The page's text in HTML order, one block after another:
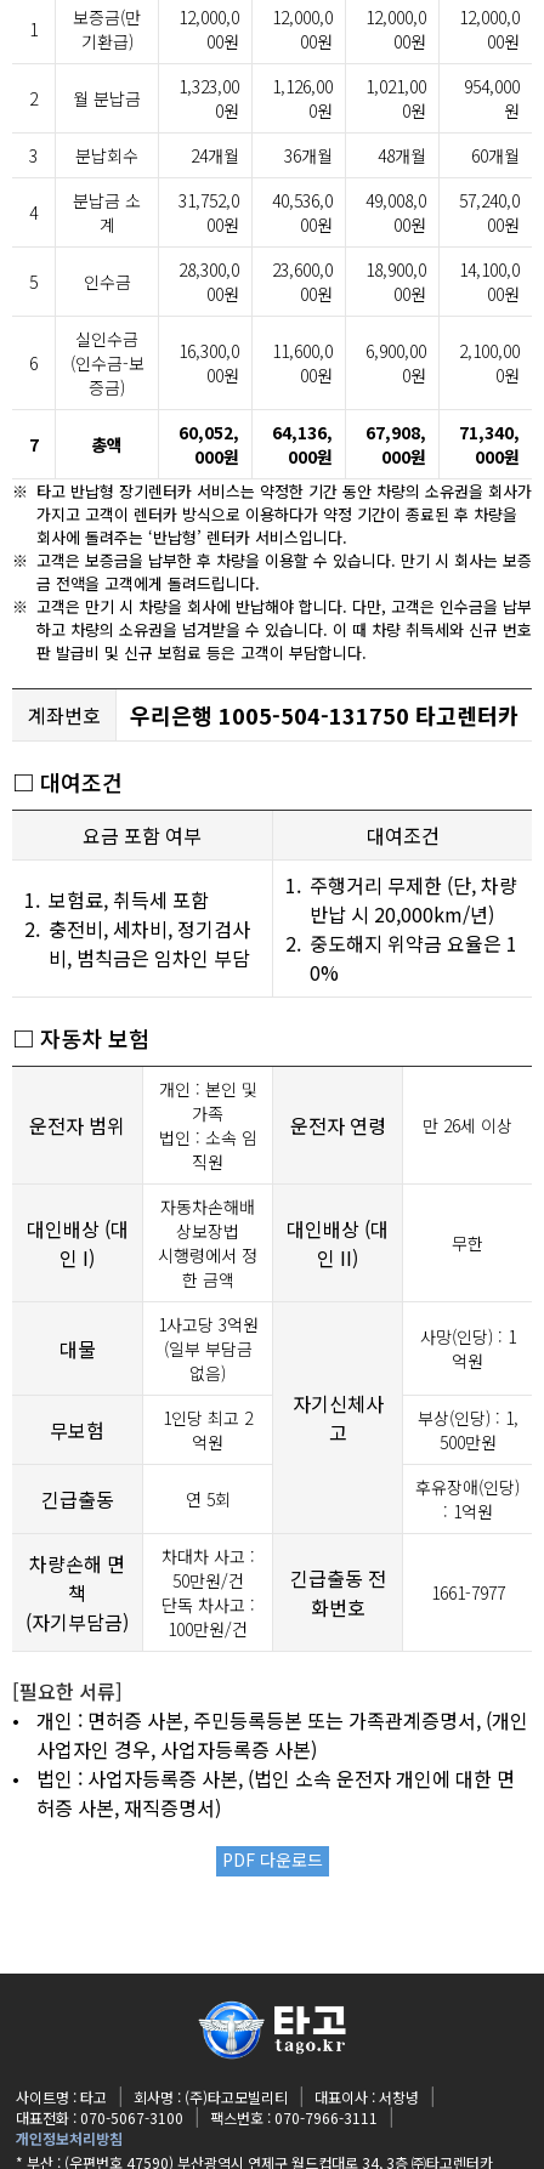
1
보증금(만
기환급)
12,000,0
00원
12,000,0
00원
12,000,0
00원
12,000,0
00원
2 월 분납금
1,323,00
0원
1,126,00
0원
1,021,00
0원
954,000
원
3
분납회수 24개월 36개월 48개월 60개월
4
분납금 소
계
31,752,0
00원
40,536,0
00원
49,008,0
00원
57,240,0
00원
5 인수금
28,300,0
00원
23,600,0
00원
18,900,0
00원
14,100,0
00원
6
실인수금
(인수금-보
증금)
16,300,0
00원
11,600,0
00원
6,900,00
0원
2,100,00
0원
7 총액
60,052,
000원
64,136,
000원
67,908,
000원
71,340,
000원
※ 타고 반납형 장기렌터카 서비스는 약정한 기간 동안 차량의 소유권을 회사가
가지고 고객이 렌터카 방식으로 이용하다가 약정 기간이 종료된 후 차량을
회사에 돌려주는 ‘반납형’ 렌터카 서비스입니다.
※ 고객은 보증금을 납부한 후 차량을 이용할 수 있습니다. 만기 시 회사는 보증
금 전액을 고객에게 돌려드립니다.
※ 고객은 만기 시 차량을 회사에 반납해야 합니다. 다만, 고객은 인수금을 납부
하고 차량의 소유권을 넘겨받을 수 있습니다. 이 때 차량 취득세와 신규 번호
판 발급비 및 신규 보험료 등은 고객이 부담합니다.
계좌번호 우리은행 1005-504-131750 타고렌터카
□ 대여조건
요금 포함 여부 대여조건
1. 보험료, 취득세 포함
2. 충전비, 세차비, 정기검사
비, 범칙금은 임차인 부담
1. 주행거리 무제한 (단, 차량
반납 시 20,000km/년)
2. 중도해지 위약금 요율은 1
0%
□ 자동차 보험
운전자 범위
개인 : 본인 및
가족
법인 : 소속 임
직원
운전자 연령 만 26세 이상
대인배상 (대
인 I)
자동차손해배
상보장법
시행령에서 정
한 금액
대인배상 (대
인 II)
무한
대물
1사고당 3억원
(일부 부담금
없음)
자기신체사
고
사망(인당) : 1
억원
무보험
1인당 최고 2
억원
부상(인당) : 1,
500만원
긴급출동 연 5회
후유장애(인당)
: 1억원
차량손해 면
책
(자기부담금)
차대차 사고 :
50만원/건
단독 차사고 :
100만원/건
긴급출동 전
화번호
1661-7977
[필요한 서류]
•
개인 : 면허증 사본, 주민등록등본 또는 가족관계증명서, (개인
사업자인 경우, 사업자등록증 사본)
•
법인 : 사업자등록증 사본, (법인 소속 운전자 개인에 대한 면
허증 사본, 재직증명서)
PDF 다운로드
사이트명 : 타고 회사명 : (주)타고모빌리티
대표이사 : 서창녕
대표전화 : 070-5067-3100
팩스번호 : 070-7966-3111
개인정보처리방침
* 부산 : (우편번호 47590) 부산광역시 연제구 월드컵대로 34, 3층 ㈜타고렌터카